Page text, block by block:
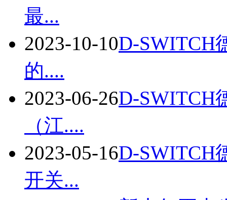
最...
2023-10-10D-SWITCH
的....
2023-06-26D-SWITCH
（江....
2023-05-16D-SWITCH
开关...